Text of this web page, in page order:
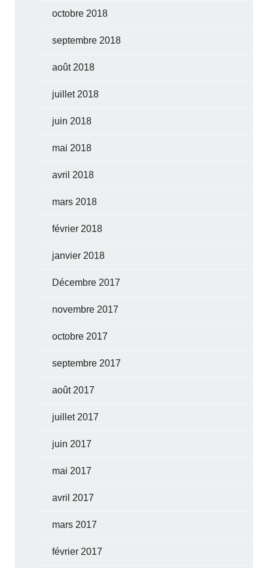
octobre 2018
septembre 2018
août 2018
juillet 2018
juin 2018
mai 2018
avril 2018
mars 2018
février 2018
janvier 2018
Décembre 2017
novembre 2017
octobre 2017
septembre 2017
août 2017
juillet 2017
juin 2017
mai 2017
avril 2017
mars 2017
février 2017